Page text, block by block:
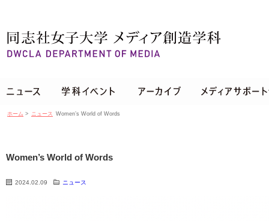
ホーム > ニュース Women’s World of Words
Women’s World of Words
2024.02.09 ニュース